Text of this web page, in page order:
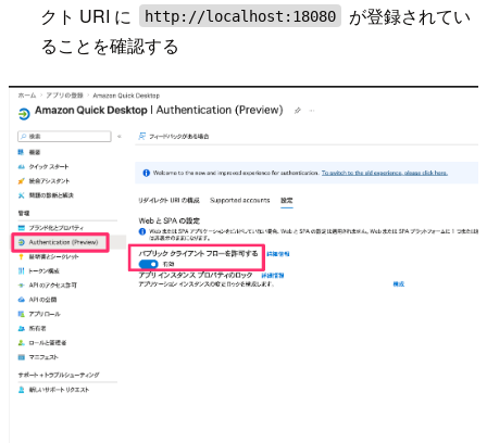
クト URI に
http://localhost:18080
が登録されてい
ることを確認する